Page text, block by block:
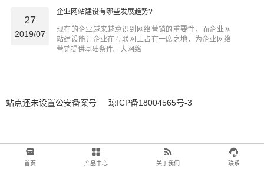
27
2019/07
企业网站建设有哪些发展趋势?
现在的企业越来越意识到网络营销的重要性，而企业网
站建设能让企业在互联网上占有一席之地，为企业网络
营销提供基础条件。大网络
站点还未设置公安备案号 琼ICP备18004565号-3
首页 产品中心 关于我们 联系